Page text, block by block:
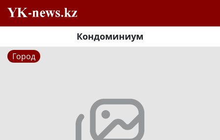
Кондоминиум
Город